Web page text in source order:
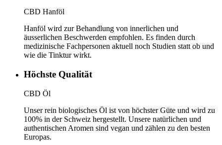
CBD Hanföl
Hanföl wird zur Behandlung von innerlichen und
äusserlichen Beschwerden empfohlen. Es finden durch
medizinische Fachpersonen aktuell noch Studien statt ob und
wie die Tinktur wirkt.
Höchste Qualität
CBD Öl
Unser rein biologisches Öl ist von höchster Güte und wird zu
100% in der Schweiz hergestellt. Unsere natürlichen und
authentischen Aromen sind vegan und zählen zu den besten
Europas.